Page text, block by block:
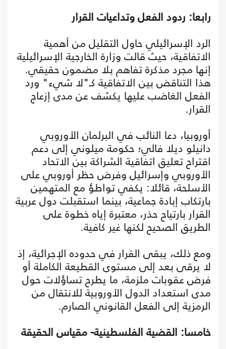
رابعا: ردود الفعل وتداعيات القرار
الرد الإسرائيلي حاول التقليل من أهمية
الاتفاقية، حيث قالت وزارة الخارجية الإسرائيلية
إنها مجرد مذكرة تفاهم بلا مضمون حقيقي.
هذا التناقض بين الاتفاقية كـ"لا شيء" ورد
الفعل الغاضب عليها يكشف عن مدى إزعاج
القرار.
أوروبيا، دعا النائب في البرلمان الأوروبي
دانيلو ديلا فالي؛ حكومة ميلوني إلى دعم
اقتراح تعليق اتفاقية الشراكة بين الاتحاد
الأوروبي وإسرائيل وفرض حظر أوروبي على
الأسلحة، قائلا: يكفي تواطؤ مع المتهمين
بارتكاب إبادة جماعية، بينما استقبلت دول عربية
القرار بارتياح حذر، معتبرة إياه خطوة على
الطريق الصحيح لكنها غير كافية.
ومع ذلك، يبقى القرار في حدوده الإجرائية، إذ
لا يرقى بعد إلى مستوى القطيعة الكاملة أو
فرض عقوبات ملزمة، ما يطرح تساؤلات حول
مدى استعداد الدول الأوروبية للانتقال من
الرمزية إلى الفعل القانوني الصارم.
خامسا: القضية الفلسطينية- مقياس الحقيقة